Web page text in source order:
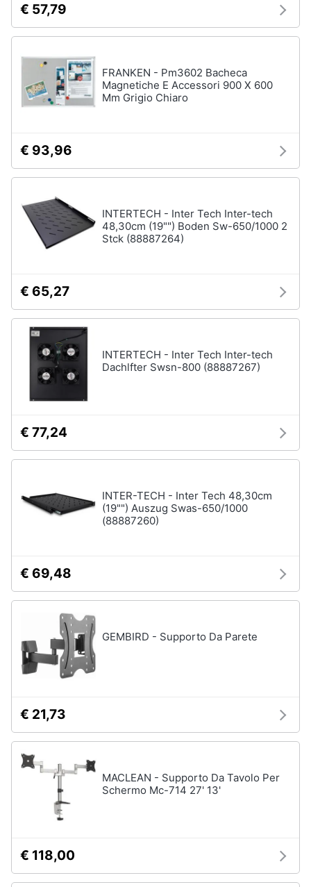
€ 57,79
FRANKEN - Pm3602 Bacheca
Magnetiche E Accessori 900 X 600
Mm Grigio Chiaro
€ 93,96
INTERTECH - Inter Tech Inter-tech
48,30cm (19"") Boden Sw-650/1000 2
Stck (88887264)
€ 65,27
INTERTECH - Inter Tech Inter-tech
Dachlfter Swsn-800 (88887267)
€ 77,24
INTER-TECH - Inter Tech 48,30cm
(19"") Auszug Swas-650/1000
(88887260)
€ 69,48
GEMBIRD - Supporto Da Parete
€ 21,73
MACLEAN - Supporto Da Tavolo Per
Schermo Mc-714 27' 13'
€ 118,00